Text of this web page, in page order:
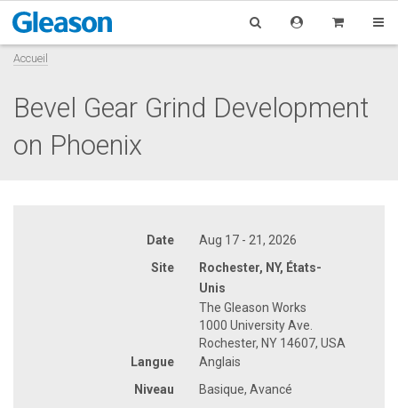
Accueil
Bevel Gear Grind Development
on Phoenix
Date
Aug 17 - 21, 2026
Site
Rochester, NY, États-
Unis
The Gleason Works
1000 University Ave.
Rochester, NY 14607, USA
Langue
Anglais
Niveau
Basique, Avancé